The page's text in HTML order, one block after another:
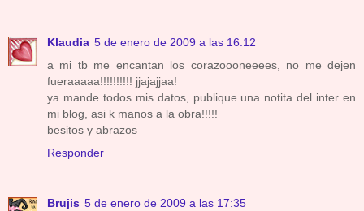
Klaudia 5 de enero de 2009 a las 16:12
a mi tb me encantan los corazoooneeees, no me dejen
fueraaaaa!!!!!!!!!! jjajajjaa!
ya mande todos mis datos, publique una notita del inter en
mi blog, asi k manos a la obra!!!!!
besitos y abrazos
Responder
Brujis 5 de enero de 2009 a las 17:35